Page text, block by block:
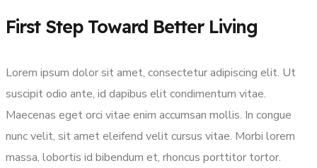
First Step Toward Better Living
Lorem ipsum dolor sit amet, consectetur adipiscing elit. Ut
suscipit odio ante, id dapibus elit condimentum vitae.
Maecenas eget orci vitae enim accumsan mollis. In congue
nunc velit, sit amet eleifend velit cursus vitae. Morbi lorem
massa, lobortis id bibendum et, rhoncus porttitor tortor.